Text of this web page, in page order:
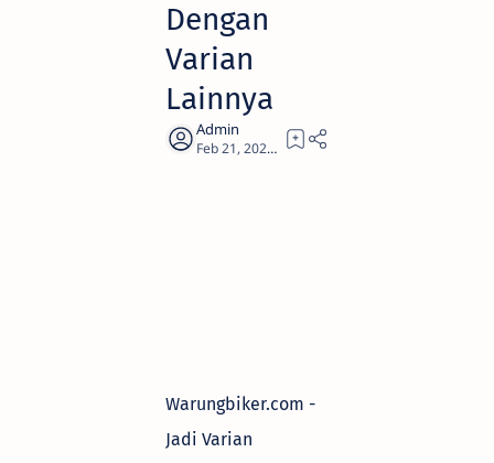
Dengan
Varian
Lainnya
2
Warungbiker.com -
Jadi Varian